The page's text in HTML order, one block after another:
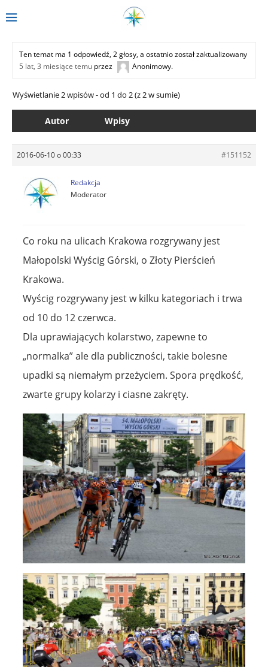
Ten temat ma 1 odpowiedź, 2 głosy, a ostatnio został zaktualizowany
5 lat, 3 miesiące temu przez Anonimowy.
Wyświetlanie 2 wpisów - od 1 do 2 (z 2 w sumie)
Autor Wpisy
2016-06-10 o 00:33 #151152
Redakcja
Moderator
Co roku na ulicach Krakowa rozgrywany jest
Małopolski Wyścig Górski, o Złoty Pierścień
Krakowa.
Wyścig rozgrywany jest w kilku kategoriach i trwa
od 10 do 12 czerwca.
Dla uprawiających kolarstwo, zapewne to
„normalka” ale dla publiczności, takie bolesne
upadki są niemałym przeżyciem. Spora prędkość,
zwarte grupy kolarzy i ciasne zakręty.